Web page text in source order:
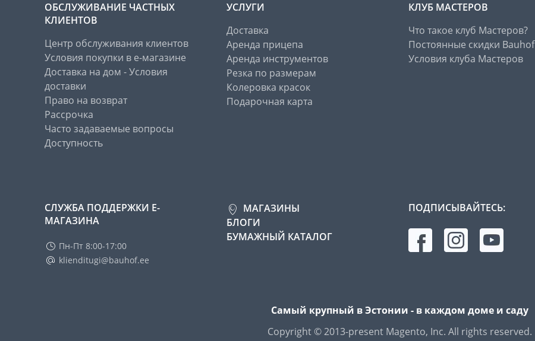
ОБСЛУЖИВАНИЕ ЧАСТНЫХ
КЛИЕНТОВ
Центр обслуживания клиентов
Условия покупки в е-магазине
Доставка на дом - Условия
доставки
Право на возврат
Рассрочка
Часто задаваемые вопросы
Доступность
УСЛУГИ
Доставка
Аренда прицепа
Аренда инструментов
Резка по размерам
Колеровка красок
Подарочная карта
КЛУБ МАСТЕРОВ
Что такое клуб Мастеров?
Постоянные скидки Bauhof
Условия клуба Мастеров
СЛУЖБА ПОДДЕРЖКИ Е-
МАГАЗИНА
Пн-Пт 8:00-17:00
klienditugi@bauhof.ee
МАГАЗИНЫ
БЛОГИ
БУМАЖНЫЙ КАТАЛОГ
ПОДПИСЫВАЙТЕСЬ:
Самый крупный в Эстонии - в каждом доме и саду
Copyright © 2013-present Magento, Inc. All rights reserved.